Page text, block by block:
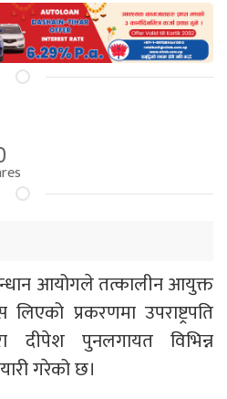
आयोगले तत्कालीन आयुक्त
प्रकरणमा उपराष्ट्रपति
दीपेश पुनलगायत विभिन्न
गरेको छ।